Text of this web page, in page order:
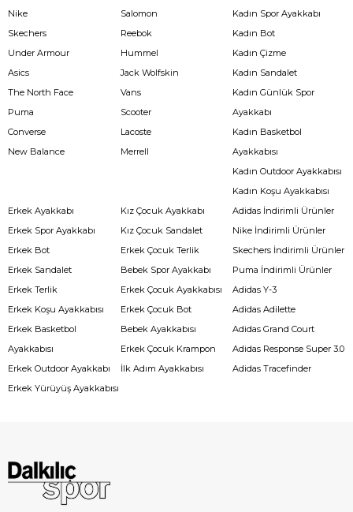
Nike
Skechers
Under Armour
Asics
The North Face
Puma
Converse
New Balance
Salomon
Reebok
Hummel
Jack Wolfskin
Vans
Scooter
Lacoste
Merrell
Kadın Spor Ayakkabı
Kadın Bot
Kadın Çizme
Kadın Sandalet
Kadın Günlük Spor
Ayakkabı
Kadın Basketbol
Ayakkabısı
Kadın Outdoor Ayakkabısı
Kadın Koşu Ayakkabısı
Erkek Ayakkabı
Erkek Spor Ayakkabı
Erkek Bot
Erkek Sandalet
Erkek Terlik
Erkek Koşu Ayakkabısı
Erkek Basketbol
Ayakkabısı
Erkek Outdoor Ayakkabı
Erkek Yürüyüş Ayakkabısı
Kız Çocuk Ayakkabı
Kız Çocuk Sandalet
Erkek Çocuk Terlik
Bebek Spor Ayakkabı
Erkek Çocuk Ayakkabısı
Erkek Çocuk Bot
Bebek Ayakkabısı
Erkek Çocuk Krampon
İlk Adım Ayakkabısı
Adidas İndirimli Ürünler
Nike İndirimli Ürünler
Skechers İndirimli Ürünler
Puma İndirimli Ürünler
Adidas Y-3
Adidas Adilette
Adidas Grand Court
Adidas Response Super 3.0
Adidas Tracefinder